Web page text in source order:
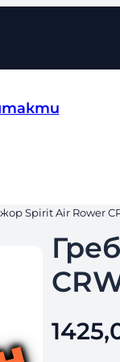
Spirit Air Rower